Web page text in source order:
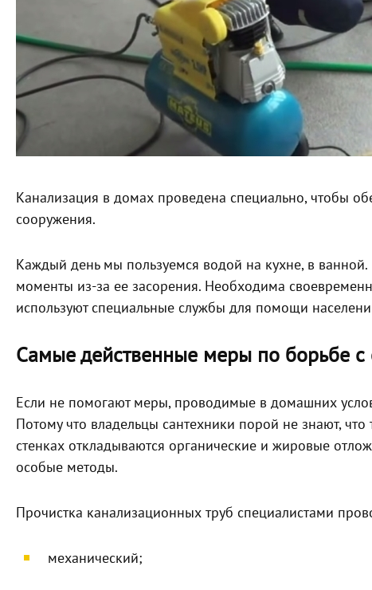
Канализация в домах проведена специально, чтобы
сооружения.
Каждый день мы пользуемся водой на кухне, в
моменты из-за ее засорения. Необходима
используют специальные службы для помощи
Самые действенные меры по борьбе с
Если не помогают меры, проводимые в домашних
Потому что владельцы сантехники порой не знают,
стенках откладываются органические и жировые
особые методы.
Прочистка канализационных труб специалистами
механический;